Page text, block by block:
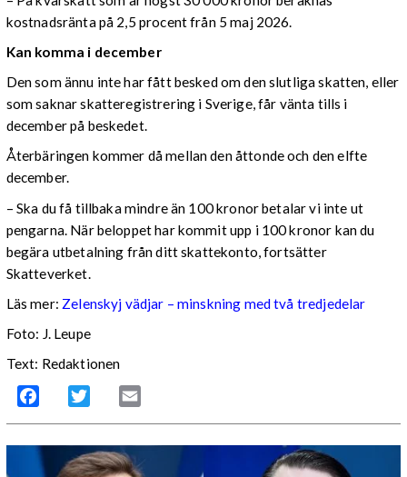
kostnadsränta på 2,5 procent från 5 maj 2026.
Kan komma i december
Den som ännu inte har fått besked om den slutliga skatten, eller
som saknar skatteregistrering i Sverige, får vänta tills i
december på beskedet.
Återbäringen kommer då mellan den åttonde och den elfte
december.
– Ska du få tillbaka mindre än 100 kronor betalar vi inte ut
pengarna. När beloppet har kommit upp i 100 kronor kan du
begära utbetalning från ditt skattekonto, fortsätter
Skatteverket.
Läs mer: Zelenskyj vädjar – minskning med två tredjedelar
Foto: J. Leupe
Text: Redaktionen
Facebook Twitter